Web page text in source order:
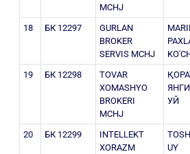
MCHJ
18 БК 12297
GURLAN
BROKER
SERVIS MCHJ
19 БК 12298
TOVAR
XOMASHYO
BROKERI
MCHJ
УЙ
20 БК 12299
INTELLEKT
XORAZM
UY